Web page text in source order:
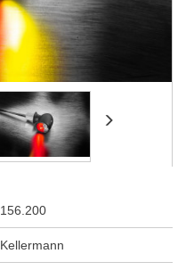
156.200
Kellermann